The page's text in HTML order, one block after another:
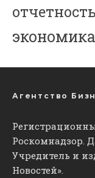
отчетность
экономика
Агентство
Роскомнадзор.
Учредитель и
Новостей».